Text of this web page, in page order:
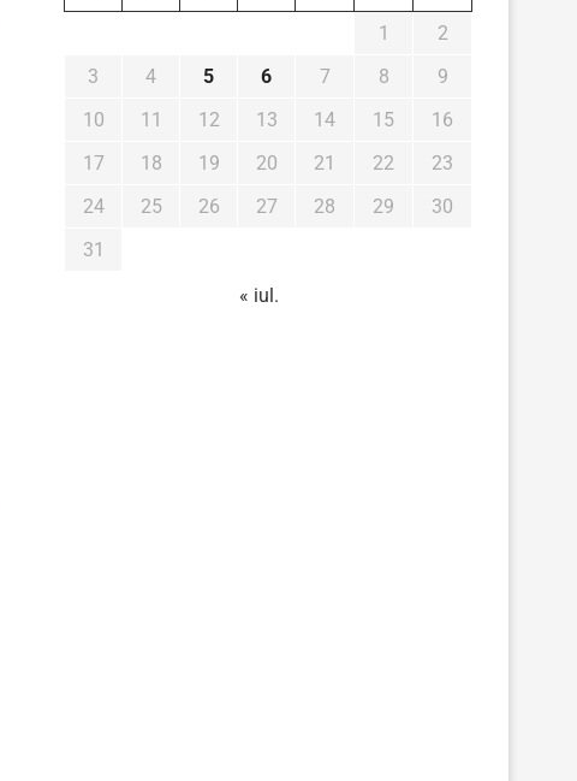
1
2
3
4 5 6 7 8
9
10
11 12 13 14 15
16
17
18 19 20 21 22
23
24
25 26 27 28 29
30
31
« iul.